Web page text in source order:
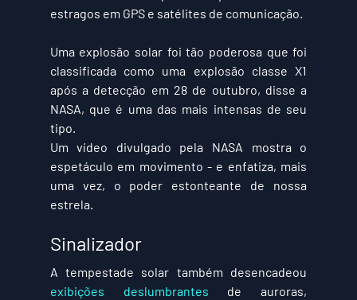
estragos em GPS e satélites de comunicação.
Uma explosão solar foi tão poderosa que foi
classificada como uma explosão classe X1
após a detecção em 28 de outubro, disse a
NASA, que é uma das mais intensas de seu
tipo.
Um vídeo divulgado pela NASA mostra o
espetáculo em movimento - e enfatiza, mais
uma vez, o poder estonteante de nossa
estrela.
Sinalizador
exibições deslumbrantes de auroras,